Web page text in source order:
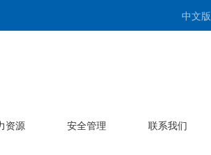
中文版
资源 安全管理 联系我们